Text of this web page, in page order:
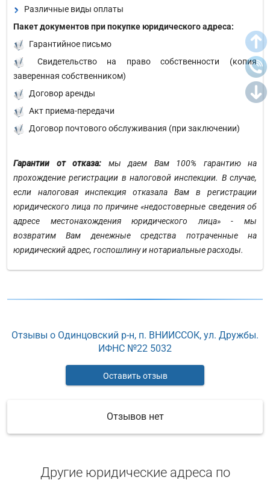
Различные виды оплаты
Пакет документов при покупке юридического адреса:
Гарантийное письмо
Свидетельство на право собственности (копия
заверенная собственником)
Договор аренды
Акт приема-передачи
Договор почтового обслуживания (при заключении)
Гарантии от отказа: мы даем Вам 100% гарантию на
прохождение регистрации в налоговой инспекции. В случае,
если налоговая инспекция отказала Вам в регистрации
юридического лица по причине «недостоверные сведения об
адресе местонахождения юридического лица» - мы
возвратим Вам денежные средства потраченные на
юридический адрес, госпошлину и нотариальные расходы.
Отзывы о Одинцовский р-н, п. ВНИИССОК, ул. Дружбы.
ИФНС №22 5032
Оставить отзыв
Отзывов нет
Другие юридические адреса по